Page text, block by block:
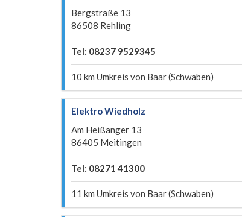
Bergstraße 13
86508 Rehling
Tel: 08237 9529345
10 km Umkreis von Baar (Schwaben)
Elektro Wiedholz
Am Heißanger 13
86405 Meitingen
Tel: 08271 41300
11 km Umkreis von Baar (Schwaben)